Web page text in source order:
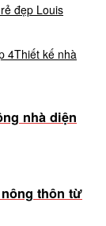
đẹp Louis
4Thiết kế nhà
nhà diện
thôn từ